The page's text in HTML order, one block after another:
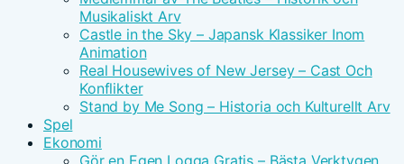
Musikaliskt Arv
Castle in the Sky – Japansk Klassiker Inom
Animation
Real Housewives of New Jersey – Cast Och
Konflikter
Stand by Me Song – Historia och Kulturellt Arv
Spel
Ekonomi
Gör en Egen Logga Gratis – Bästa Verktygen